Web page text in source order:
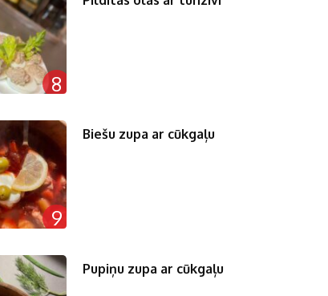
8
9
Biešu zupa ar cūkgaļu
Pupiņu zupa ar cūkgaļu